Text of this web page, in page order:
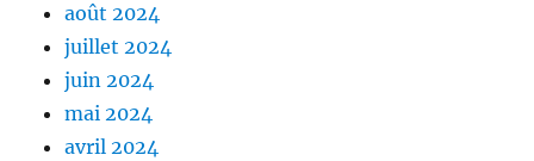
août 2024
juillet 2024
juin 2024
mai 2024
avril 2024